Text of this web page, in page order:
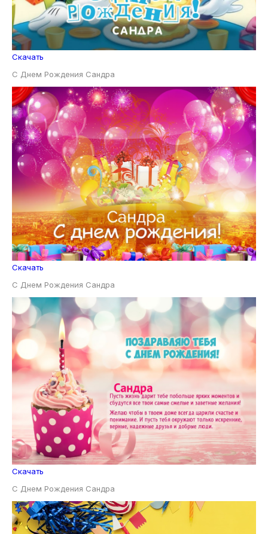
Скачать
С Днем Рождения Сандра
Скачать
С Днем Рождения Сандра
Скачать
С Днем Рождения Сандра